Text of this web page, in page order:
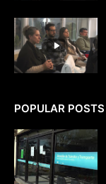
POPULAR POSTS